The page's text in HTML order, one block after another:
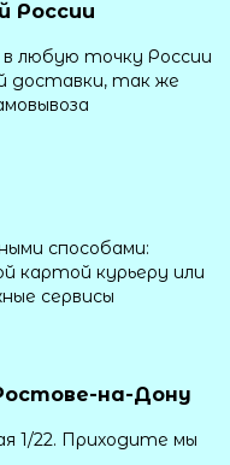
России
любую точку России
доставки, так же
способами:
картой курьеру или
сервисы
на-Дону
1/22. Приходите мы